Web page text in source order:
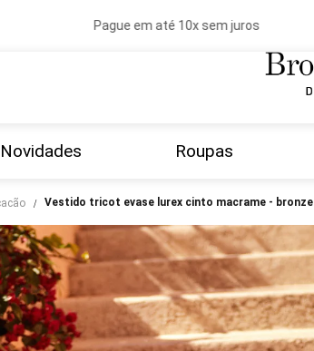
Pague em até 10x sem juros
Novidades Roupas
vestido tricot evase lurex cinto macrame - bronze